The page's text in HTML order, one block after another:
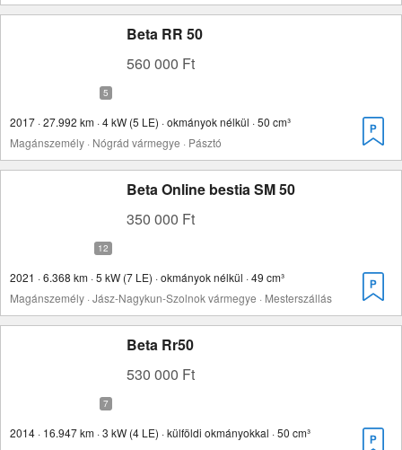
Beta RR 50
560 000 Ft
2017 · 27.992 km · 4 kW (5 LE) · okmányok nélkül · 50 cm³
Magánszemély · Nógrád vármegye · Pásztó
Beta Online bestia SM 50
350 000 Ft
2021 · 6.368 km · 5 kW (7 LE) · okmányok nélkül · 49 cm³
Magánszemély · Jász-Nagykun-Szolnok vármegye · Mesterszállás
Beta Rr50
530 000 Ft
2014 · 16.947 km · 3 kW (4 LE) · külföldi okmányokkal · 50 cm³